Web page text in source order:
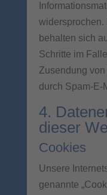
widersprochen.
behalten sich
Schritte im
Zusendung
durch Spam-E-
4.
dieser
Cookies
Unsere
genannte